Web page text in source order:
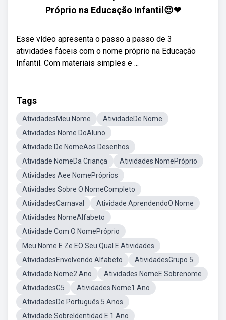
Próprio na Educação Infantil😍❤
Esse vídeo apresenta o passo a passo de 3
atividades fáceis com o nome próprio na Educação
Infantil. Com materiais simples e ...
Tags
AtividadesMeu Nome
AtividadeDe Nome
Atividades Nome DoAluno
Atividade De NomeAos Desenhos
Atividade NomeDa Criança
Atividades NomePróprio
Atividades Aee NomePróprios
Atividades Sobre O NomeCompleto
AtividadesCarnaval
Atividade AprendendoO Nome
Atividades NomeAlfabeto
Atividade Com O NomePróprio
Meu Nome E Ze EO Seu Qual E Atividades
AtividadesEnvolvendo Alfabeto
AtividadesGrupo 5
Atividade Nome2 Ano
Atividades NomeE Sobrenome
AtividadesG5
Atividades Nome1 Ano
AtividadesDe Português 5 Anos
Atividade SobreIdentidad E 1 Ano